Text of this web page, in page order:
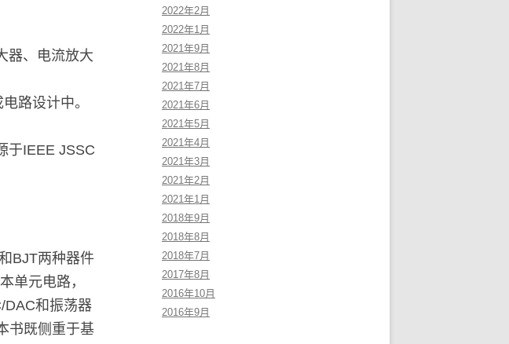
器、电流放大
路设计中。
于IEEE JSSC
BJT两种器件
单元电路，
DAC和振荡器
书既侧重于基
2022年2月
2022年1月
2021年9月
2021年8月
2021年7月
2021年6月
2021年5月
2021年4月
2021年3月
2021年2月
2021年1月
2018年9月
2018年8月
2018年7月
2017年8月
2016年10月
2016年9月